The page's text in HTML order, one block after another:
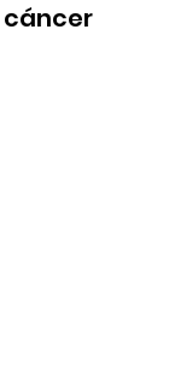
cáncer